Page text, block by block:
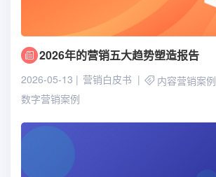
2026年的营销五大趋势塑造报告
2026-05-13 营销白皮书 内容营销案例
数字营销案例